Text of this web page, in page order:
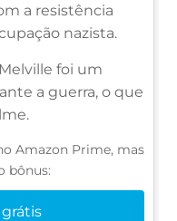
a resistência
nazista.
foi um
a guerra, o que
Amazon Prime, mas
bônus: